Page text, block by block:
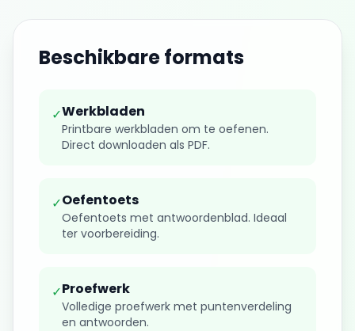
Beschikbare formats
✓Werkbladen
Printbare werkbladen om te oefenen.
Direct downloaden als PDF.
✓Oefentoets
Oefentoets met antwoordenblad. Ideaal
ter voorbereiding.
✓Proefwerk
Volledige proefwerk met puntenverdeling
en antwoorden.